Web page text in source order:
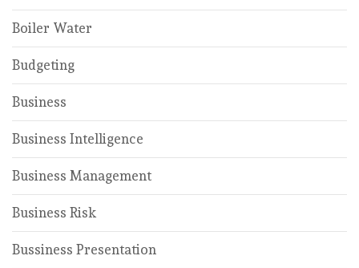
Boiler Water
Budgeting
Business
Business Intelligence
Business Management
Business Risk
Bussiness Presentation